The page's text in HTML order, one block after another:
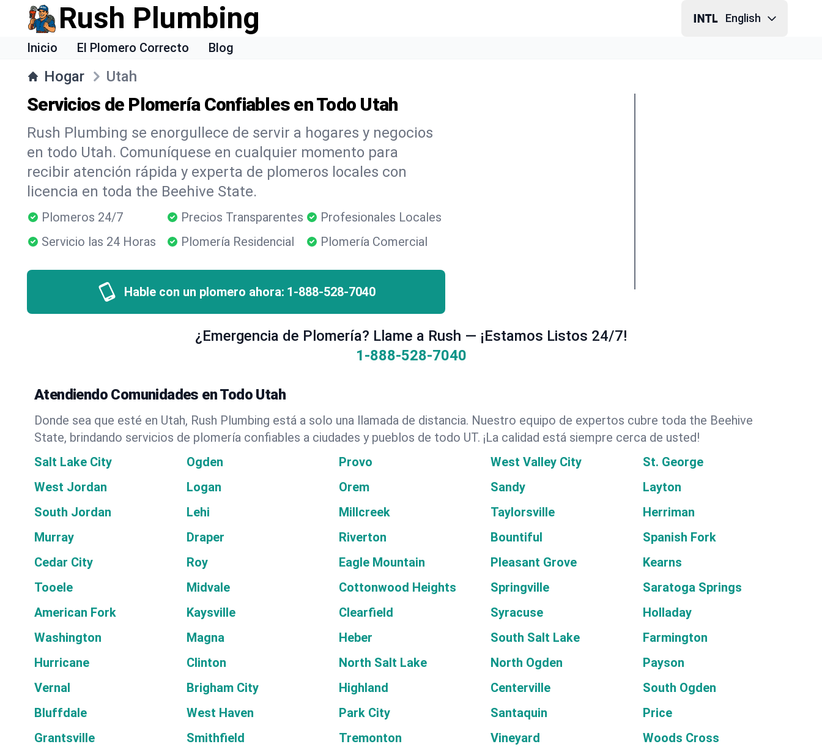
Rush Plumbing English
Inicio El Plomero Correcto Blog
Hogar Utah
Servicios de Plomería Confiables en Todo Utah
Rush Plumbing se enorgullece de servir a hogares y negocios
en todo Utah. Comuníquese en cualquier momento para
recibir atención rápida y experta de plomeros locales con
licencia en toda the Beehive State.
Plomeros 24/7 Precios Transparentes
Profesionales Locales
Servicio las 24 Horas
Plomería Residencial Plomería Comercial
Hable con un plomero ahora: 1-888-528-7040
¿Emergencia de Plomería? Llame a Rush — ¡Estamos Listos 24/7!
1-888-528-7040
Atendiendo Comunidades en Todo Utah
Donde sea que esté en Utah, Rush Plumbing está a solo una llamada de distancia. Nuestro equipo de expertos cubre toda the Beehive
State, brindando servicios de plomería confiables a ciudades y pueblos de todo UT. ¡La calidad está siempre cerca de usted!
Salt Lake City
Ogden Provo West Valley City
St. George
West Jordan
Logan Orem Sandy
Layton
South Jordan
Lehi Millcreek Taylorsville
Herriman
Murray
Draper Riverton Bountiful
Spanish Fork
Cedar City
Roy Eagle Mountain Pleasant Grove
Kearns
Tooele
Midvale Cottonwood Heights Springville
Saratoga Springs
American Fork
Kaysville Clearfield Syracuse
Holladay
Washington
Magna Heber South Salt Lake
Farmington
Hurricane
Clinton North Salt Lake North Ogden
Payson
Vernal
Brigham City Highland Centerville
South Ogden
Bluffdale
West Haven Park City Santaquin
Price
Grantsville
Smithfield Tremonton Vineyard
Woods Cross